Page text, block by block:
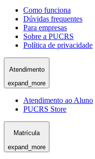
Como funciona
Dúvidas frequentes
Para empresas
Sobre a PUCRS
Política de privacidade
Atendimento
expand_more
Atendimento ao Aluno
PUCRS Store
Matrícula
expand_more